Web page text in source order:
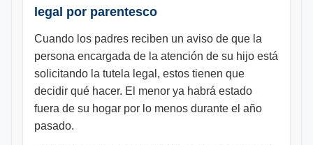
legal por parentesco
Cuando los padres reciben un aviso de que la
persona encargada de la atención de su hijo está
solicitando la tutela legal, estos tienen que
decidir qué hacer. El menor ya habrá estado
fuera de su hogar por lo menos durante el año
pasado.